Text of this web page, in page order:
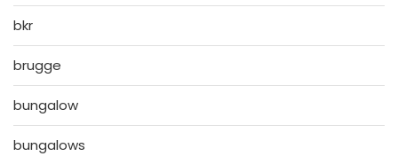
bkr
brugge
bungalow
bungalows